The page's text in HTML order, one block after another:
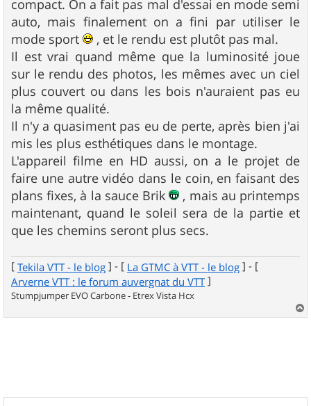
compact. On a fait pas mal d'essai en mode semi
auto, mais finalement on a fini par utiliser le
mode sport
, et le rendu est plutôt pas mal.
Il est vrai quand même que la luminosité joue
sur le rendu des photos, les mêmes avec un ciel
plus couvert ou dans les bois n'auraient pas eu
la même qualité.
Il n'y a quasiment pas eu de perte, après bien j'ai
mis les plus esthétiques dans le montage.
L'appareil filme en HD aussi, on a le projet de
faire une autre vidéo dans le coin, en faisant des
plans fixes, à la sauce Brik
, mais au printemps
maintenant, quand le soleil sera de la partie et
que les chemins seront plus secs.
[ Tekila VTT - le blog ] - [ La GTMC à VTT - le blog ] - [
Arverne VTT : le forum auvergnat du VTT ]
Stumpjumper EVO Carbone - Etrex Vista Hcx
a